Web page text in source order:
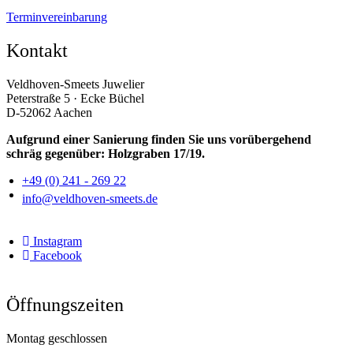
Terminvereinbarung
Kontakt
Veldhoven-Smeets Juwelier
Peterstraße 5 · Ecke Büchel
D-52062 Aachen
Aufgrund einer Sanierung finden Sie uns vorübergehend
schräg gegenüber: Holzgraben 17/19.
+49 (0) 241 - 269 22
info@veldhoven-smeets.de
Instagram
Facebook
Öffnungszeiten
Montag geschlossen